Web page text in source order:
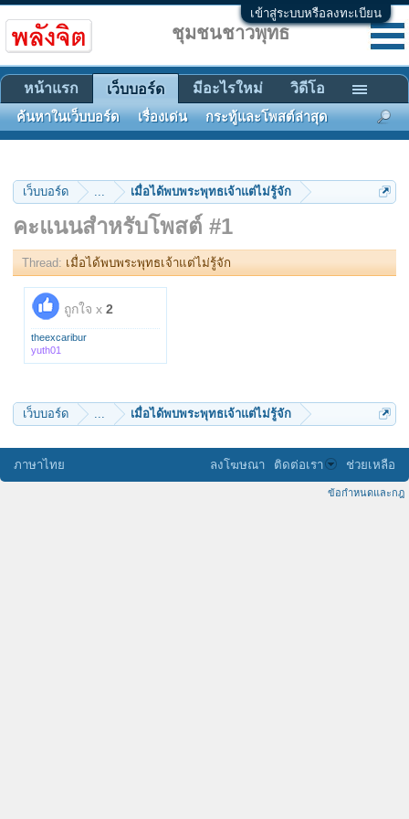
เข้าสู่ระบบหรือลงทะเบียน
เว็บบอร์ด ... เมื่อได้พบพระพุทธเจ้าแต่ไม่รู้จัก
คะแนนสำหรับโพสต์ #1
Thread: เมื่อได้พบพระพุทธเจ้าแต่ไม่รู้จัก
ถูกใจ x 2
theexcaribur
yuth01
เว็บบอร์ด ... เมื่อได้พบพระพุทธเจ้าแต่ไม่รู้จัก
ชุมชนชาวพุทธ
หน้าแรก เว็บบอร์ด
ค้นหาในเว็บบอร์ด เรื่องเด่น กระทู้และโพสต์ล่าสุด
มีอะไรใหม่ วิดีโอ
ภาษาไทย ลงโฆษณา ติดต่อเรา ช่วยเหลือ
ข้อกำหนดและกฎ